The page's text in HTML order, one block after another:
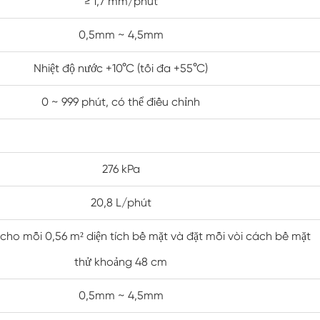
Tủ nhiệt độ thấp không đổi
Buồng Đông lạnh
Buồng khí hậu PV
Buồng thử nghiệm trong phòng thí nghiệm
Buồng thử nghiệm mô-đun PV
Buồng thử nghiệm PV
Buồng môi trường PV
0,5mm ~ 4,5mm
Nhiệt độ nước +10°C (tối đa +55°C)
0 ~ 999 phút, có thể điều chỉnh
276 kPa
20,8 L/phút
mỗi 0,56 m² diện tích bề mặt và đặt mỗi vòi cách bề mặt
thử khoảng 48 cm
0,5mm ~ 4,5mm